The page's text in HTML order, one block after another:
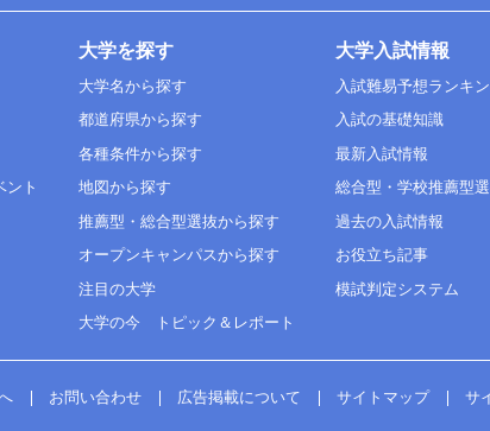
ント
大学を探す
大学名から探す
都道府県から探す
各種条件から探す
地図から探す
推薦型・総合型選抜から探す
オープンキャンパスから探す
注目の大学
大学の今 トピック＆レポート
大学入試情報
入試難易予想ランキ
入試の基礎知識
最新入試情報
総合型・学校推薦型
過去の入試情報
お役立ち記事
模試判定システム
お問い合わせ 広告掲載について サイトマップ サ